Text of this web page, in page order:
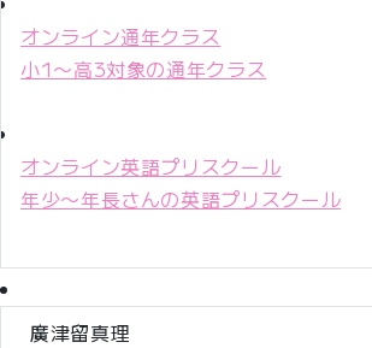
オンライン通年クラス
小1〜高3対象の通年クラス
オンライン英語プリスクール
年少〜年長さんの英語プリスクール
廣津留真理